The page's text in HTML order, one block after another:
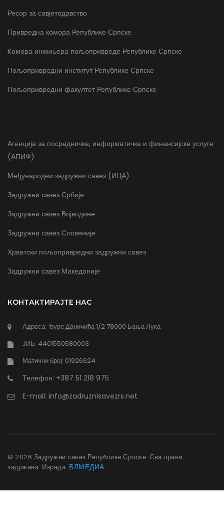
Ресор за савјетодавство
Привредна комора Републике Српске
Kомора инжињера пољопривреде Републике Српске
Пољопривредни институт Републике Српске
Пољопривредни факултет Републике Српске
Агенција за посредничке, информатичке и финансијске услуге
(АПИФ)
Међународни задружни савез (ИЦА)
Задружни савез Србије
Задружни савез Војводине
Задружни савез Словеније
Хрватски пољопривредни задружни савез
Задружни савез Македоније
КОНТАКТИРАЈТЕ НАС
Адреса: Ђуре Даничића 1/2 78000 Бања Лука
ЈИБ: 4401550580003
Матични број: 01926624
Телефон: +387 51 218 975
E-mail: info@zadruznisavezrs.net
© 2026 Задружни савез Републике Српске. Сва права
задржана. Израда: БЛМЕДИА